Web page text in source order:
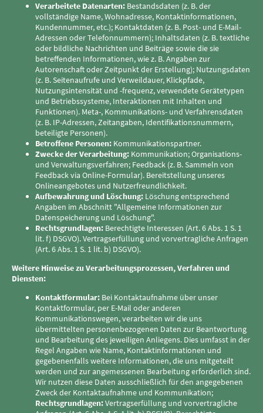
Verarbeitete Datenarten: Bestandsdaten (z. B. der
vollständige Name, Wohnadresse, Kontaktinformationen,
Kundennummer, etc.); Kontaktdaten (z. B. Post- und E-Mail-
Adressen oder Telefonnummern); Inhaltsdaten (z. B. textliche
oder bildliche Nachrichten und Beiträge sowie die sie
betreffenden Informationen, wie z. B. Angaben zur
Autorenschaft oder Zeitpunkt der Erstellung); Nutzungsdaten
(z. B. Seitenaufrufe und Verweildauer, Klickpfade,
Nutzungsintensität und -frequenz, verwendete Gerätetypen
und Betriebssysteme, Interaktionen mit Inhalten und
Funktionen). Meta-, Kommunikations- und Verfahrensdaten
(z. B. IP-Adressen, Zeitangaben, Identifikationsnummern,
beteiligte Personen).
Betroffene Personen: Kommunikationspartner.
Zwecke der Verarbeitung: Kommunikation; Organisations-
und Verwaltungsverfahren; Feedback (z. B. Sammeln von
Feedback via Online-Formular). Bereitstellung unseres
Onlineangebotes und Nutzerfreundlichkeit.
Aufbewahrung und Löschung: Löschung entsprechend
Angaben im Abschnitt "Allgemeine Informationen zur
Datenspeicherung und Löschung".
Rechtsgrundlagen: Berechtigte Interessen (Art. 6 Abs. 1 S. 1
lit. f) DSGVO). Vertragserfüllung und vorvertragliche Anfragen
(Art. 6 Abs. 1 S. 1 lit. b) DSGVO).
Weitere Hinweise zu Verarbeitungsprozessen, Verfahren und
Diensten:
Kontaktformular: Bei Kontaktaufnahme über unser
Kontaktformular, per E-Mail oder anderen
Kommunikationswegen, verarbeiten wir die uns
übermittelten personenbezogenen Daten zur Beantwortung
und Bearbeitung des jeweiligen Anliegens. Dies umfasst in der
Regel Angaben wie Name, Kontaktinformationen und
gegebenenfalls weitere Informationen, die uns mitgeteilt
werden und zur angemessenen Bearbeitung erforderlich sind.
Wir nutzen diese Daten ausschließlich für den angegebenen
Zweck der Kontaktaufnahme und Kommunikation;
Rechtsgrundlagen:Vertragserfüllung und vorvertragliche